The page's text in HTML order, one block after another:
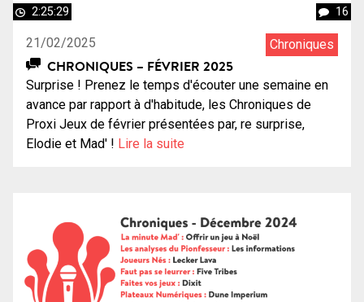
2:25:29 16
21/02/2025 Chroniques
CHRONIQUES – FÉVRIER 2025
Surprise ! Prenez le temps d'écouter une semaine en
avance par rapport à d'habitude, les Chroniques de
Proxi Jeux de février présentées par, re surprise,
Elodie et Mad' ! Lire la suite